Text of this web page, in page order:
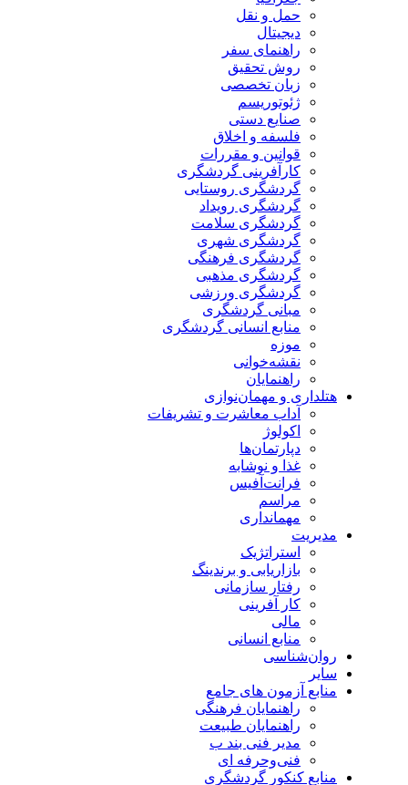
حمل و نقل
دیجیتال
راهنمای سفر
روش تحقیق
زبان تخصصی
ژئوتوریسم
صنایع دستی
فلسفه و اخلاق
قوانین و مقررات
کارآفرینی گردشگری
گردشگری روستایی
گردشگری رویداد
گردشگری سلامت
گردشگری شهری
گردشگری فرهنگی
گردشگری مذهبی
گردشگری ورزشی
مبانی گردشگری
منابع انسانی گردشگری
موزه
نقشه‌خوانی
راهنمایان
هتلداری و مهمان‌نوازی
آداب معاشرت و تشریفات
اکولوژ
دپارتمان‌ها
غذا و نوشابه
فرانت‌آفیس
مراسم
مهمانداری
مدیریت
استراتژیک
بازاریابی و برندینگ
رفتار سازمانی
کار آفرینی
مالی
منابع انسانی
روان‌شناسی
سایر
منابع آزمون های جامع
راهنمایان فرهنگی
راهنمایان طبیعت
مدیر فنی بند ب
فنی‌وحرفه‌ ای
منابع کنکور گردشگری